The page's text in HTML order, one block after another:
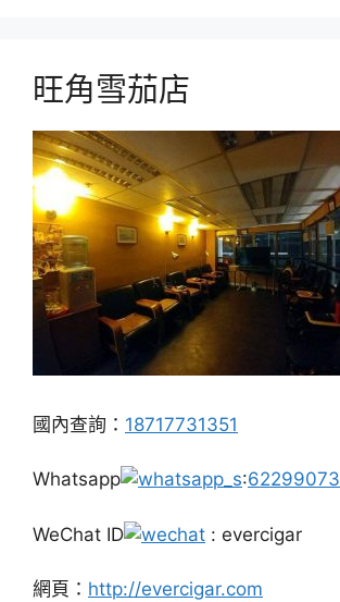
旺角雪茄店
國內查詢： 18717731351
Whatsapp :62299073
WeChat ID : evercigar
網頁： http://evercigar.com